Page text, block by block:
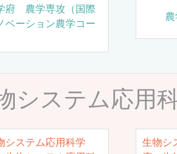
府 農学専攻（国際
ベーション農学コー
システム応用
システム応用科学
生物シ